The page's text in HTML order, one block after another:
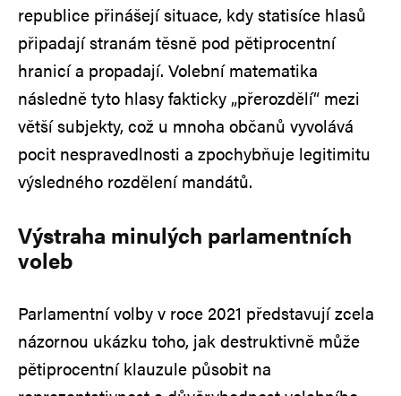
republice přinášejí situace, kdy statisíce hlasů
připadají stranám těsně pod pětiprocentní
hranicí a propadají. Volební matematika
následně tyto hlasy fakticky „přerozdělí“ mezi
větší subjekty, což u mnoha občanů vyvolává
pocit nespravedlnosti a zpochybňuje legitimitu
výsledného rozdělení mandátů.
Výstraha minulých parlamentních
voleb
Parlamentní volby v roce 2021 představují zcela
názornou ukázku toho, jak destruktivně může
pětiprocentní klauzule působit na